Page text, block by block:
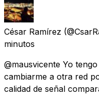
César Ramírez
minutos
@mausvicente Yo
cambiarme a otra red
calidad de señal